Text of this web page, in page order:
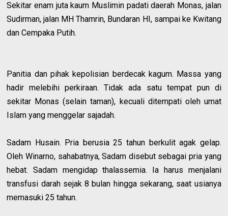
Sekitar enam juta kaum Muslimin padati daerah Monas, jalan
Sudirman, jalan MH Thamrin, Bundaran HI, sampai ke Kwitang
dan Cempaka Putih.
Panitia dan pihak kepolisian berdecak kagum. Massa yang
hadir melebihi perkiraan. Tidak ada satu tempat pun di
sekitar Monas (selain taman), kecuali ditempati oleh umat
Islam yang menggelar sajadah.
Sadam Husain. Pria berusia 25 tahun berkulit agak gelap.
Oleh Winarno, sahabatnya, Sadam disebut sebagai pria yang
hebat. Sadam mengidap thalassemia. Ia harus menjalani
transfusi darah sejak 8 bulan hingga sekarang, saat usianya
memasuki 25 tahun.